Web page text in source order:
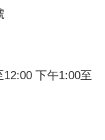
12:00 下午1:00至